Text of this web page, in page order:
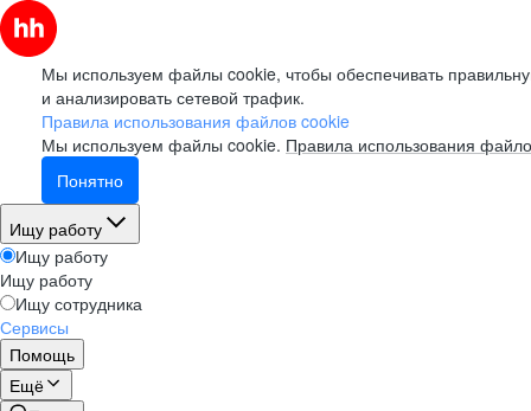
Мы используем файлы cookie, чтобы обеспечивать
и анализировать сетевой трафик.
Правила использования файлов cookie
Мы используем файлы cookie. Правила использования
Понятно
Ищу работу
Ищу работу
Ищу работу
Ищу сотрудника
Сервисы
Помощь
Ещё